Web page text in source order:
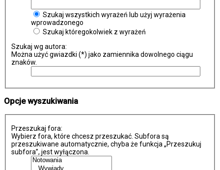
Szukaj wszystkich wyrażeń lub użyj wyrażenia
wprowadzonego
Szukaj któregokolwiek z wyrażeń
Szukaj wg autora:
Można użyć gwiazdki (*) jako zamiennika dowolnego ciągu
znaków.
Opcje wyszukiwania
Przeszukaj fora:
Wybierz fora, które chcesz przeszukać. Subfora są
przeszukiwane automatycznie, chyba że funkcja „Przeszukuj
subfora”, jest wyłączona.